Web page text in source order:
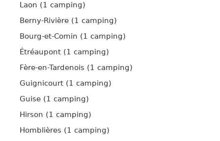
Laon (1 camping)
Berny-Rivière (1 camping)
Bourg-et-Comin (1 camping)
Étréaupont (1 camping)
Fère-en-Tardenois (1 camping)
Guignicourt (1 camping)
Guise (1 camping)
Hirson (1 camping)
Homblières (1 camping)